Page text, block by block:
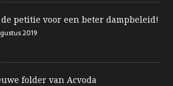
petitie voor een beter dampbeleid!
2019
folder van Acvoda